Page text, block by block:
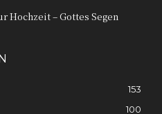
Hochzeit – Gottes Segen
153
100